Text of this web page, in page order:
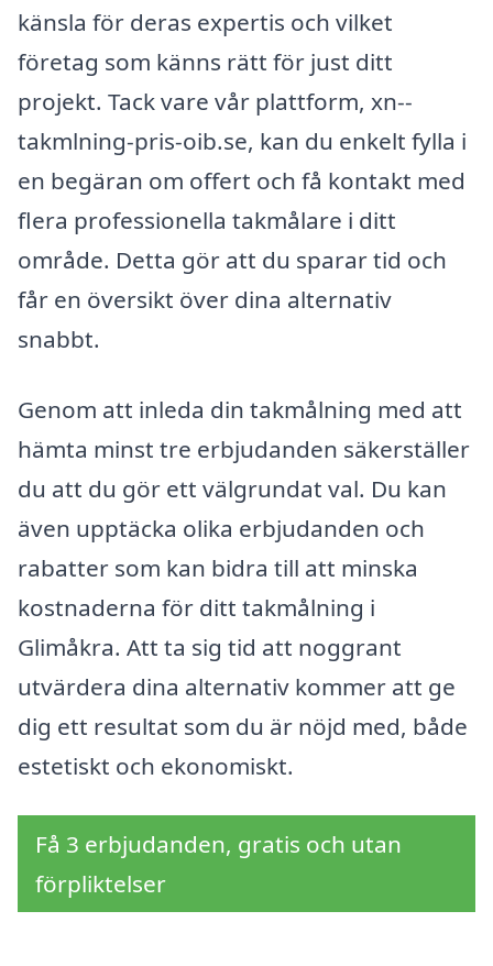
känsla för deras expertis och vilket
företag som känns rätt för just ditt
projekt. Tack vare vår plattform, xn--
takmlning-pris-oib.se, kan du enkelt fylla i
en begäran om offert och få kontakt med
flera professionella takmålare i ditt
område. Detta gör att du sparar tid och
får en översikt över dina alternativ
snabbt.
Genom att inleda din takmålning med att
hämta minst tre erbjudanden säkerställer
du att du gör ett välgrundat val. Du kan
även upptäcka olika erbjudanden och
rabatter som kan bidra till att minska
kostnaderna för ditt takmålning i
Glimåkra. Att ta sig tid att noggrant
utvärdera dina alternativ kommer att ge
dig ett resultat som du är nöjd med, både
estetiskt och ekonomiskt.
Få 3 erbjudanden, gratis och utan
förpliktelser